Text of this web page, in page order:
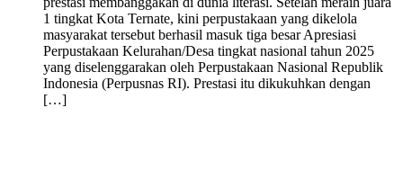
1 tingkat Kota Ternate, kini perpustakaan yang dikelola
masyarakat tersebut berhasil masuk tiga besar Apresiasi
Perpustakaan Kelurahan/Desa tingkat nasional tahun 2025
yang diselenggarakan oleh Perpustakaan Nasional Republik
Indonesia (Perpusnas RI). Prestasi itu dikukuhkan dengan
[…]